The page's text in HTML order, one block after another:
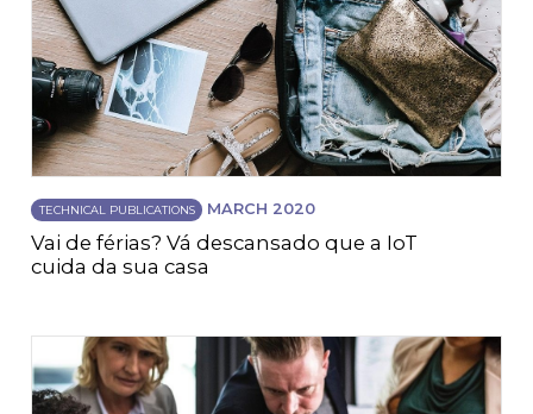
TECHNICAL PUBLICATIONS MARCH 2020
Vai de férias? Vá descansado que a IoT
cuida da sua casa